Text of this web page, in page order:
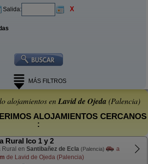
Salida: X
MÁS FILTROS
alojamientos enLavid de Ojeda (Palencia)
ALOJAMIENTOS CERCANOS
:
Rural Ico 1 y 2
Rural en Santibañez de Ecla (Palencia)
a
de Lavid de Ojeda (Palencia)